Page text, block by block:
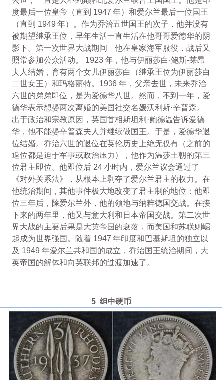
度最后一位皇帝（直到 1947 年）和爱尔兰最后一位国王
（直到 1949 年）。作为乔治五世国王的次子，他并没有
被期望继承王位，早年生活一直生活在他哥哥爱德华的阴
影下。第一次世界大战期间，他在皇家海军服役，战后又
照常参加公众活动。 1923 年，他与伊丽莎白·鲍斯-莱昂
夫人结婚，育有两个女儿伊丽莎白（继承王位为伊丽莎白
二世女王）和玛格丽特。1936 年，父亲去世，未来乔治
六世的弟弟即位，是为爱德华八世。然而，不到一年，爱
德华表示想娶两次离婚的美国社交名媛沃利斯·辛普森。
出于政治和宗教原因，英国首相斯坦利·鲍德温告诉爱德
华，他不能娶辛普森夫人并继续做国王。于是，爱德华退
位结婚。乔治六世的退位在英伦历史上绝无仅有（之前的
退位都是迫于军事或政治压力），他作为温莎王朝的第三
位君主即位。他即位后 24 小时内，爱尔兰议会通过了
《对外关系法》，从根本上剥夺了爱尔兰君主的权力。在
他统治期间，其他事件极大地改变了君主制的地位：他即
位三年后，除爱尔兰外，他的领地与纳粹德国交战。在接
下来的两年里，他又与意大利和日本帝国交战。第二次世
界大战的主要后果是大英帝国的衰落，而美国和苏联则崛
起成为世界强国。随着 1947 年印度和巴基斯坦的独立以
及 1949 年爱尔兰共和国的成立，乔治国王统治期间，大
英帝国的解体和向英联邦的过渡加速了。
5 组中硬币